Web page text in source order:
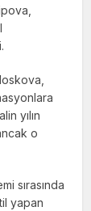
yılın
o
sırasında
yapan